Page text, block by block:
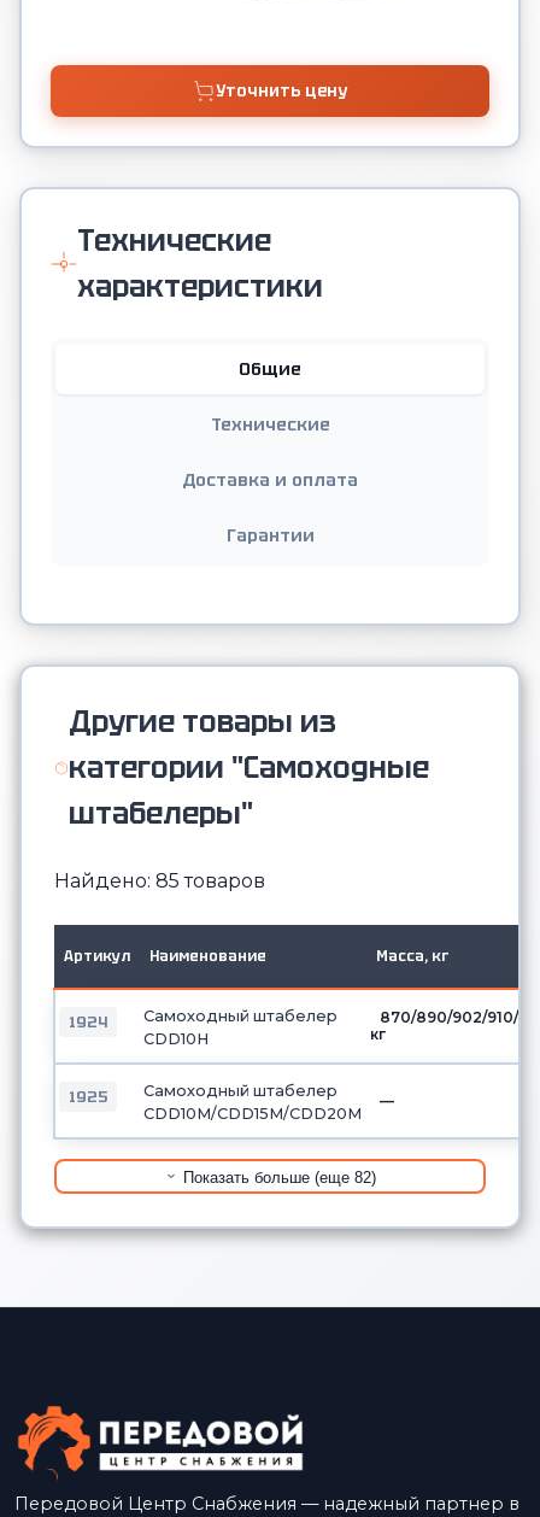
Уточнить цену
Технические
характеристики
Общие
Технические
Доставка и оплата
Гарантии
Другие товары из
категории "Самоходные
штабелеры"
Найдено: 85 товаров
Артикул Наименование Масса, кг
1924
Самоходный штабелер
CDD10H
870/890/902/910/
кг
1925
Самоходный штабелер
CDD10М/CDD15М/CDD20М
—
Показать больше (еще 82)
Передовой Центр Снабжения — надежный партнер в